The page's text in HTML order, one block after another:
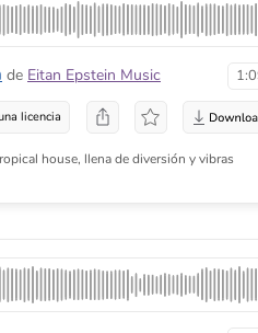
de Eitan Epstein Music
licencia
house, llena de diversión y vibras